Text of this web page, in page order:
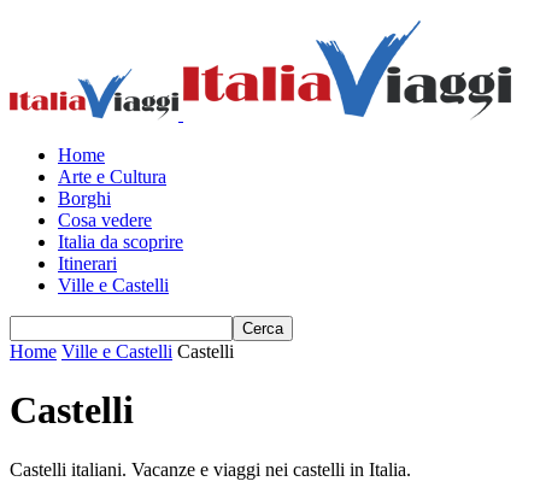
Home
Arte e Cultura
Borghi
Cosa vedere
Italia da scoprire
Itinerari
Ville e Castelli
Home Ville e Castelli Castelli
Castelli
Castelli italiani. Vacanze e viaggi nei castelli in Italia.